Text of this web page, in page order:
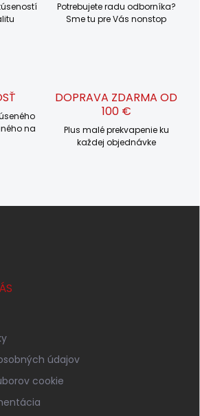
Potrebujete radu odborníka?
Sme tu pre Vás nonstop
na
DOPRAVA ZDARMA OD
100 €
Plus malé prekvapenie ku
každej objednávke
údajov
cookie